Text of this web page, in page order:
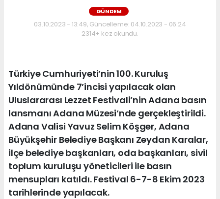
GÜNDEM
03.10.2023 - 13:49, Güncelleme: 04.10.2023 - 06:24
2314+ kez okundu.
Türkiye Cumhuriyeti’nin 100. Kuruluş
Yıldönümünde 7’incisi yapılacak olan
Uluslararası Lezzet Festivali’nin Adana basın
lansmanı Adana Müzesi’nde gerçekleştirildi.
Adana Valisi Yavuz Selim Köşger, Adana
Büyükşehir Belediye Başkanı Zeydan Karalar,
ilçe belediye başkanları, oda başkanları, sivil
toplum kuruluşu yöneticileri ile basın
mensupları katıldı. Festival 6-7-8 Ekim 2023
tarihlerinde yapılacak.